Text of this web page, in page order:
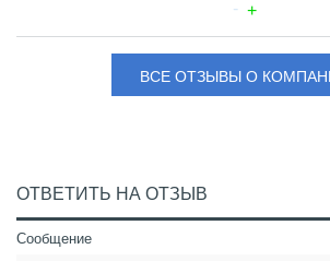
ВСЕ ОТЗЫВЫ О
ОТВЕТИТЬ НА ОТЗЫВ
Сообщение